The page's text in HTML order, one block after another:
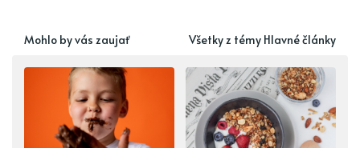
Mohlo by vás zaujať Všetky z témy Hlavné články